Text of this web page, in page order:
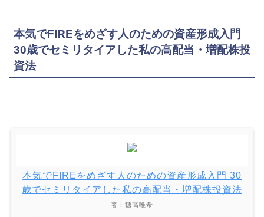
本気でFIREをめざす人のための資産形成入門
30歳でセミリタイアした私の高配当・増配株投
資法
本気でFIREをめざす人のための資産形成入門 30
歳でセミリタイアした私の高配当・増配株投資法
著：穂高唯希